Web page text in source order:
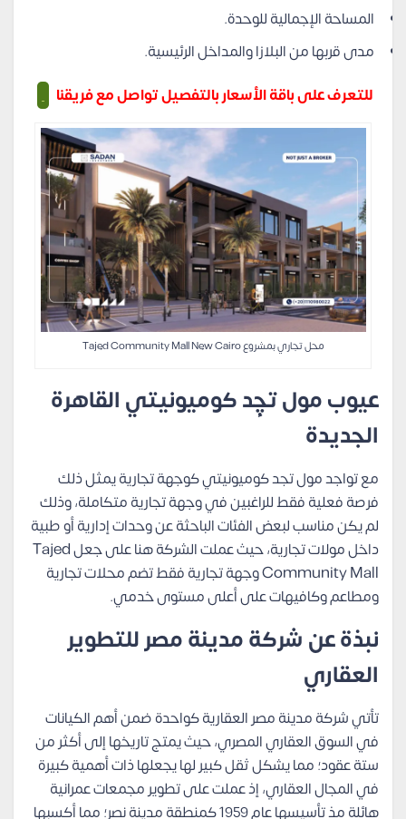
المساحة الإجمالية للوحدة.
مدى قربها من البلازا والمداخل الرئيسية.
للتعرف على باقة الأسعار بالتفصيل تواصل مع فريقنا
محل تجاري بمشروع Tajed Community Mall New Cairo
عيوب مول تچِد كوميونيتي القاهرة
الجديدة
مع تواجد مول تجد كوميونيتي كوجهة تجارية يمثل ذلك
فرصة فعلية فقط للراغبين في وجهة تجارية متكاملة، وذلك
لم يكن مناسب لبعض الفئات الباحثة عن وحدات إدارية أو طبية
داخل مولات تجارية، حيث عملت الشركة هنا على جعل Tajed
Community Mall وجهة تجارية فقط تضم محلات تجارية
ومطاعم وكافيهات على أعلى مستوى خدمي.
نبذة عن شركة مدينة مصر للتطوير
العقاري
تأتي شركة مدينة مصر العقارية كواحدة ضمن أهم الكيانات
في السوق العقاري المصري، حيث يمتج تاريخها إلى أكثر من
ستة عقود؛ مما يشكل ثقل كبير لها يجعلها ذات أهمية كبيرة
في المجال العقاري، إذ عملت على تطوير مجمعات عمرانية
هائلة مذ تأسيسها عام 1959 كمنطقة مدينة نصر؛ مما أكسبها